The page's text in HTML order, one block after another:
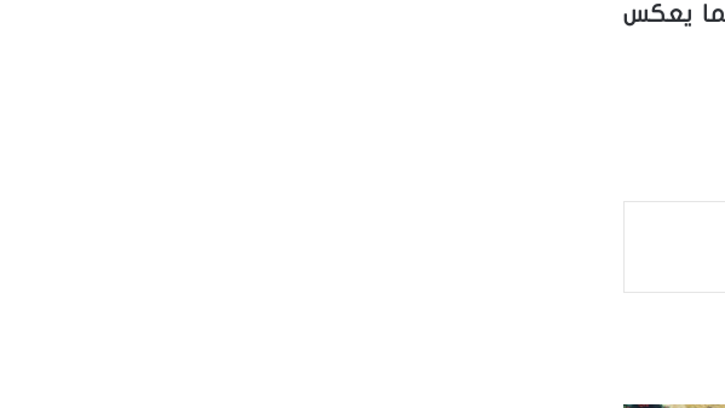
مما يعكس